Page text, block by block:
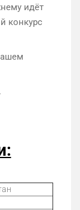
идёт
конкурс